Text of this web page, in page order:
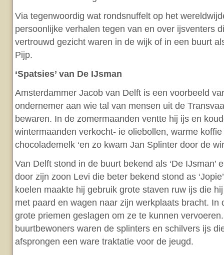
Via tegenwoordig wat rondsnuffelt op het
persoonlijke verhalen tegen van en over ijsventers
vertrouwd gezicht waren in de wijk of in een buurt
Pijp.
‘Spatsies’ van De IJsman
Amsterdammer Jacob van Delft is een voorbeeld
ondernemer aan wie tal van mensen uit de
bewaren. In de zomermaanden ventte hij ijs en
wintermaanden verkocht- ie oliebollen, warme
chocolademelk ‘en zo kwam Jan Splinter door de
Van Delft stond in de buurt bekend als ‘De IJsman’
door zijn zoon Levi die beter bekend stond as
koelen maakte hij gebruik grote staven ruw ijs die
met paard en wagen naar zijn werkplaats bracht. In
grote priemen geslagen om ze te kunnen
buurtbewoners waren de splinters en schilvers ijs
afsprongen een ware traktatie voor de jeugd.